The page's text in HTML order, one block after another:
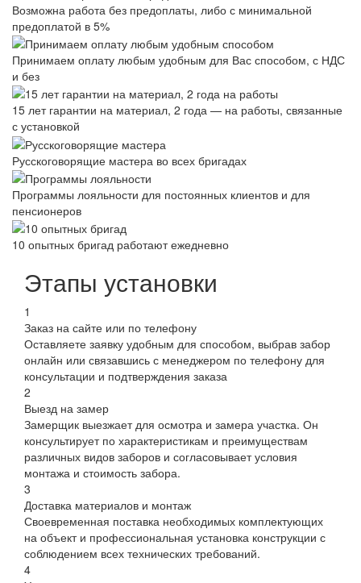
Возможна работа без предоплаты, либо с минимальной
предоплатой в 5%
Принимаем оплату любым удобным для Вас способом, с НДС
и без
15 лет гарантии на материал, 2 года — на работы, связанные
с установкой
Русскоговорящие мастера во всех бригадах
Программы лояльности для постоянных клиентов и для
пенсионеров
10 опытных бригад работают ежедневно
Этапы установки
1
Заказ на сайте или по телефону
Оставляете заявку удобным для способом, выбрав забор
онлайн или связавшись с менеджером по телефону для
консультации и подтверждения заказа
2
Выезд на замер
Замерщик выезжает для осмотра и замера участка. Он
консультирует по характеристикам и преимуществам
различных видов заборов и согласовывает условия
монтажа и стоимость забора.
3
Доставка материалов и монтаж
Своевременная поставка необходимых комплектующих
на объект и профессиональная установка конструкции с
соблюдением всех технических требований.
4